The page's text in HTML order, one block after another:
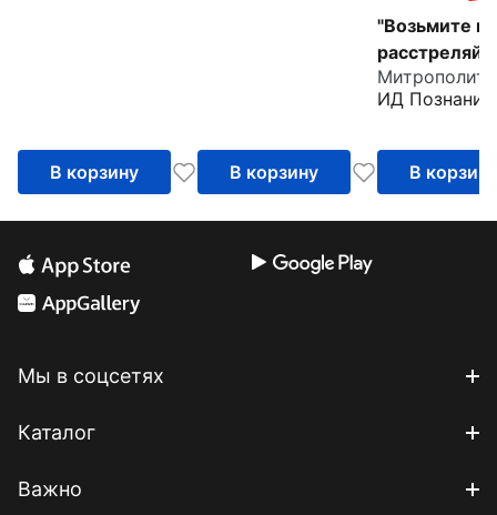
В корзину В корзину
"Возьмите
Гаврииле
ИД Познание
В корзину
Мы в соцсетях
Каталог
Важно